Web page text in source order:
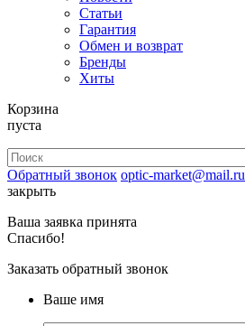
Статьи
Гарантия
Обмен и возврат
Бренды
Хиты
Корзина
пуста
Обратный звонок optic-market@mail.ru
закрыть
Ваша заявка принята
Спасибо!
Заказать обратный звонок
Ваше имя